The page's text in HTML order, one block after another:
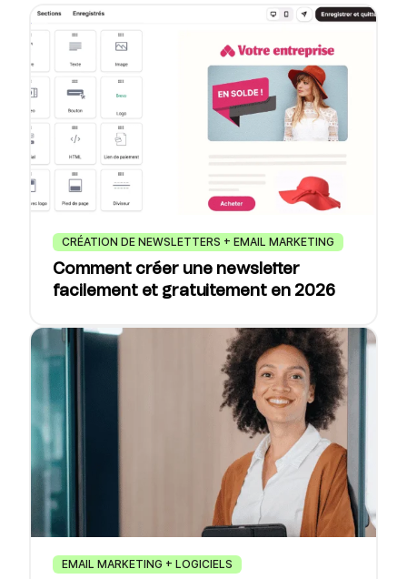
CRÉATION DE NEWSLETTERS + EMAIL MARKETING
Comment créer une newsletter
facilement et gratuitement en 2026
EMAIL MARKETING + LOGICIELS